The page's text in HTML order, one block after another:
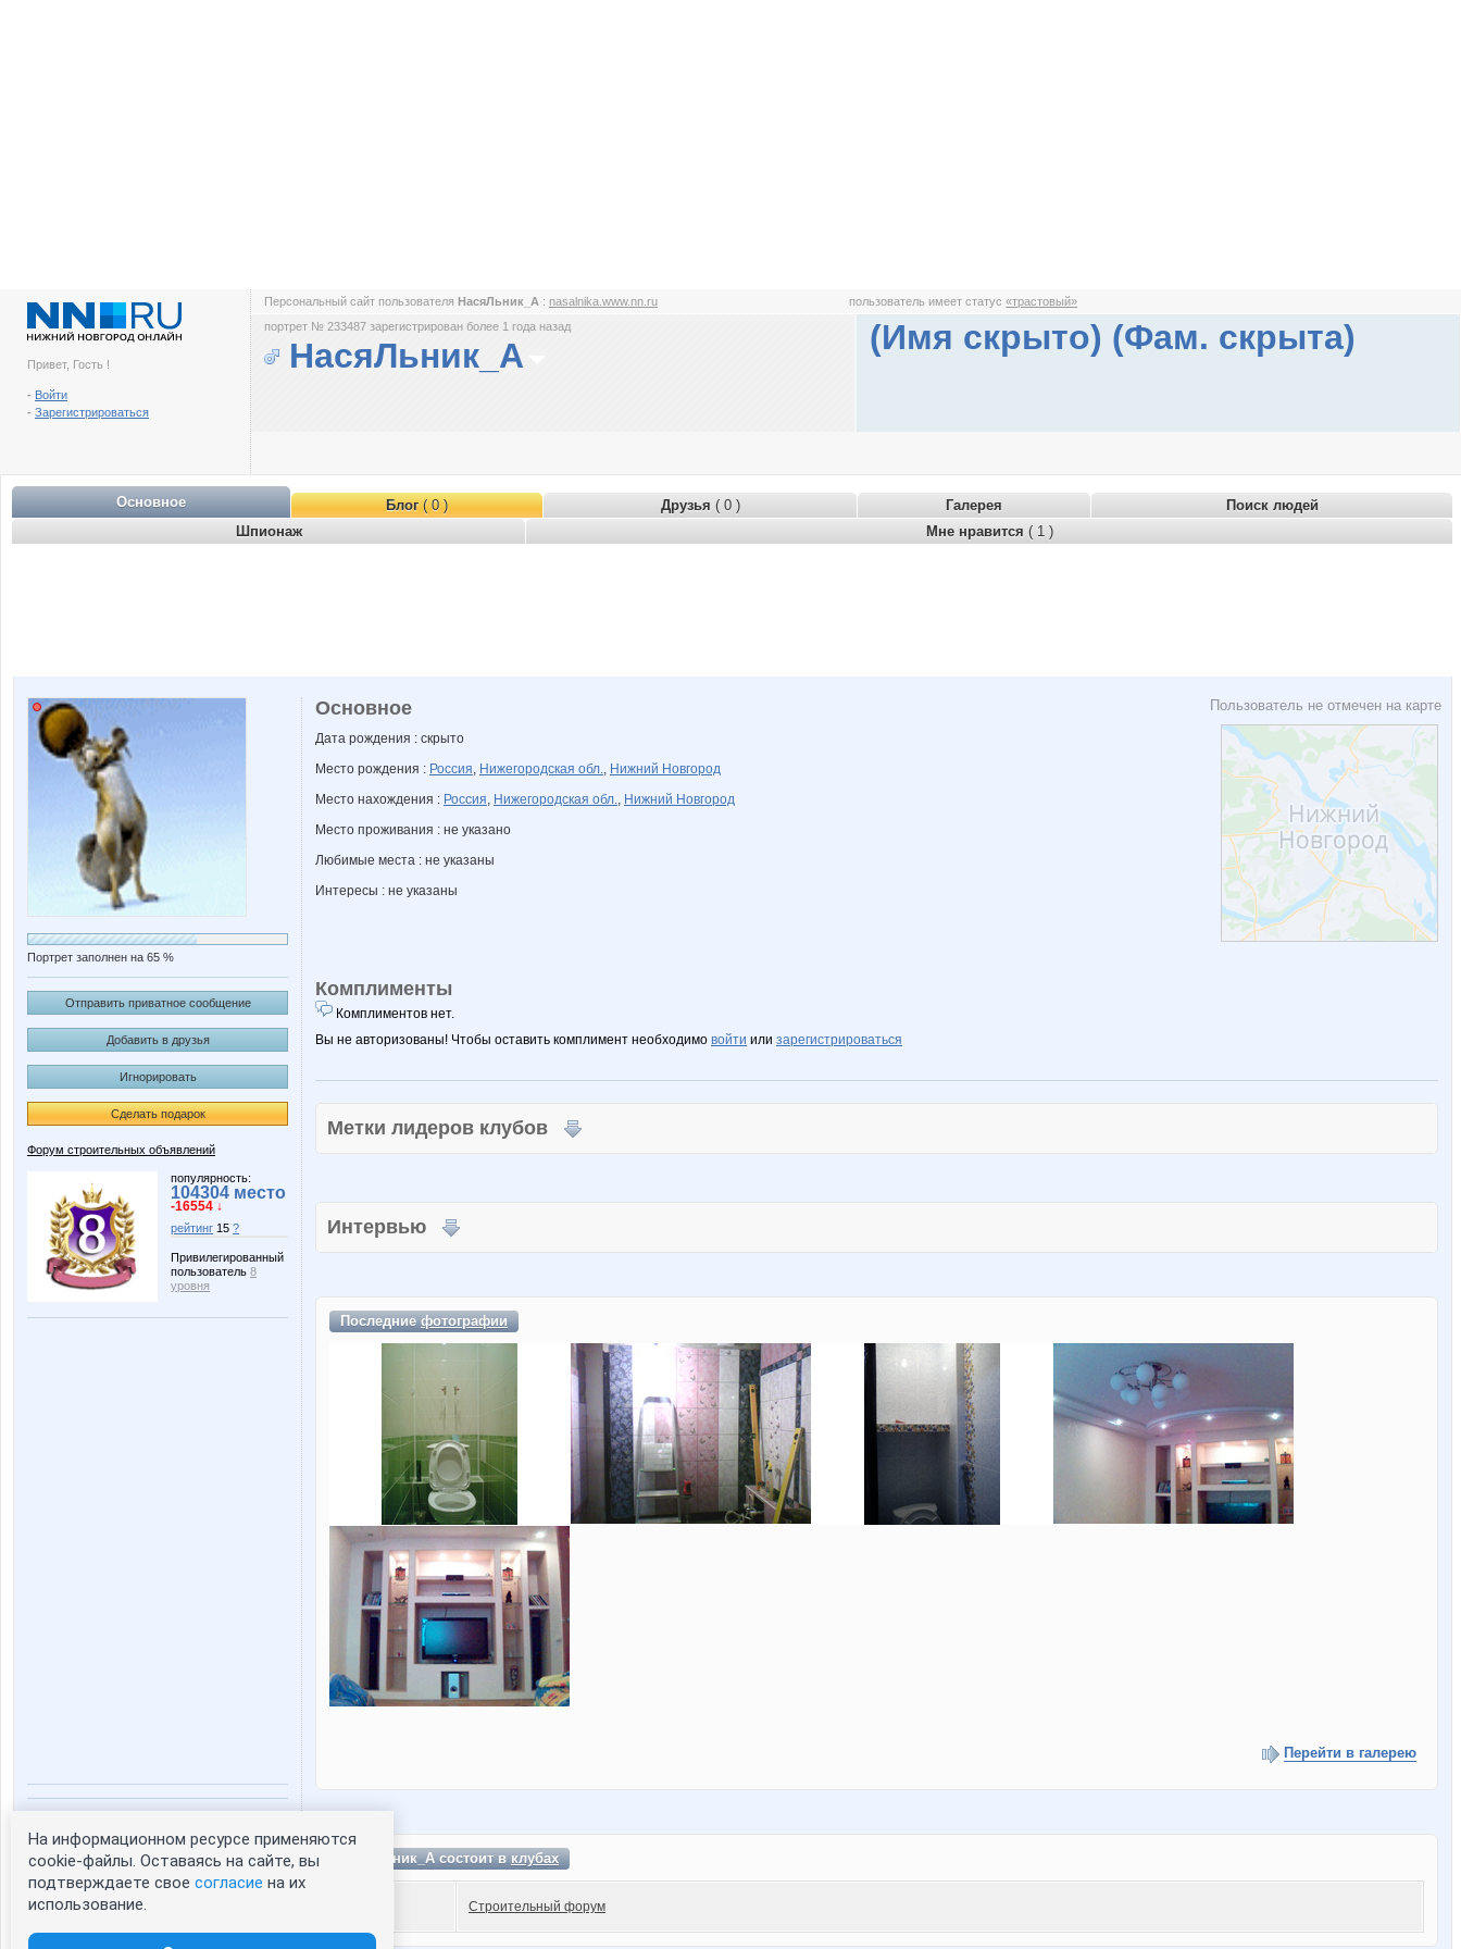
Привет, Гость !
- Войти
- Зарегистрироваться
Персональный сайт пользователя НасяЛьник_А : nasalnika.www.nn.ru пользователь имеет статус«трастовый»
портрет № 233487 зарегистрирован более 1 года назад
НасяЛьник_А (Имя скрыто) (Фам. скрыта)
Основное Блог( 0 ) Друзья ( 0 ) Галерея
Поиск людей
Шпионаж
Мне нравится ( 1 )
Портрет заполнен на 65 %
Отправить приватное сообщение
Добавить в друзья
Игнорировать
Сделать подарок
Форум строительных объявлений
популярность:
104304 место
-16554 ↓
рейтинг 15 ?
Привилегированный
пользователь 8
уровня
сейчас просматривают портрет - 0
посетившие портрет за 7 дней - 0
Пользователь не отмечен на карте
Основное
Дата рождения : скрыто
Место рождения : Россия, Нижегородская обл., Нижний Новгород
Место нахождения : Россия, Нижегородская обл., Нижний Новгород
Место проживания : не указано
Любимые места : не указаны
Интересы : не указаны
Комплименты
Комплиментов нет.
Вы не авторизованы! Чтобы оставить комплимент необходимо войти или зарегистрироваться
Метки лидеров клубов
Интервью
Последниефотографии
Перейти в галерею
НасяЛьник_А состоит вклубах
Строительный форум
На информационном ресурсе применяются
cookie-файлы. Оставаясь на сайте, вы
подтверждаете свое согласие на их
использование.